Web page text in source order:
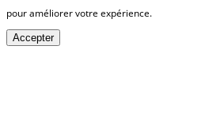
pour améliorer votre expérience.
Accepter